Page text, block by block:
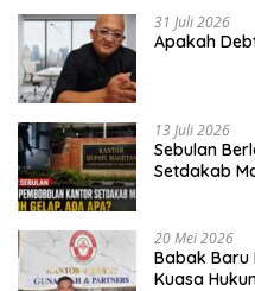
31 Juli 2026
Apakah
13 Juli 2026
Sebulan
Setdakab
20 Mei 2026
Babak Baru
Kuasa